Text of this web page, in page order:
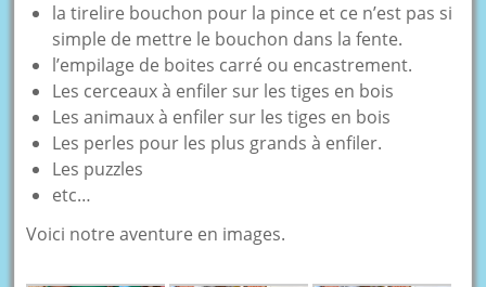
la tirelire bouchon pour la pince et ce n’est pas si
simple de mettre le bouchon dans la fente.
l’empilage de boites carré ou encastrement.
Les cerceaux à enfiler sur les tiges en bois
Les animaux à enfiler sur les tiges en bois
Les perles pour les plus grands à enfiler.
Les puzzles
etc…
Voici notre aventure en images.